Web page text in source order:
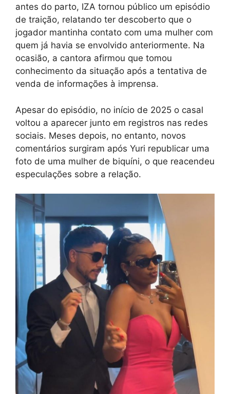
antes do parto, IZA tornou público um episódio
de traição, relatando ter descoberto que o
jogador mantinha contato com uma mulher com
quem já havia se envolvido anteriormente. Na
ocasião, a cantora afirmou que tomou
conhecimento da situação após a tentativa de
venda de informações à imprensa.
Apesar do episódio, no início de 2025 o casal
voltou a aparecer junto em registros nas redes
sociais. Meses depois, no entanto, novos
comentários surgiram após Yuri republicar uma
foto de uma mulher de biquíni, o que reacendeu
especulações sobre a relação.